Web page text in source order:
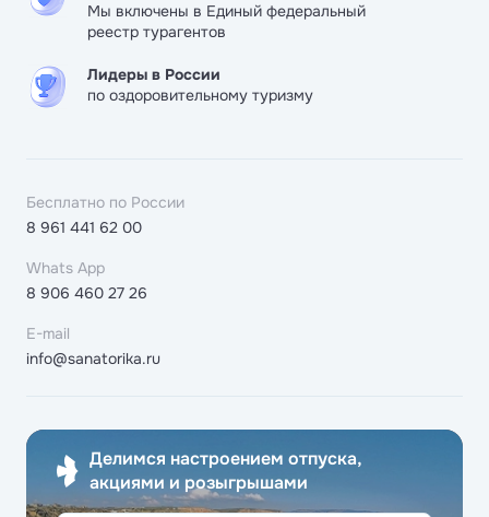
Мы включены в Единый федеральный
реестр турагентов
Лидеры в России
по оздоровительному туризму
Бесплатно по России
8 961 441 62 00
Whats App
8 906 460 27 26
E-mail
info@sanatorika.ru
Делимся настроением отпуска,
акциями и розыгрышами